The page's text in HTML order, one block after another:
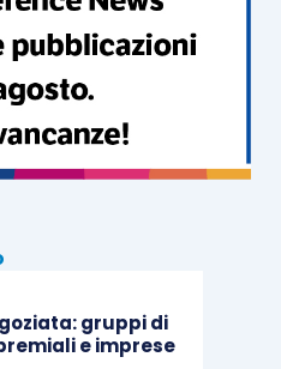
organi sociali hanno
all’assemblea rinviata
siano stati presenti
stante il loro naturale
assemblee.
gruppi di
e imprese